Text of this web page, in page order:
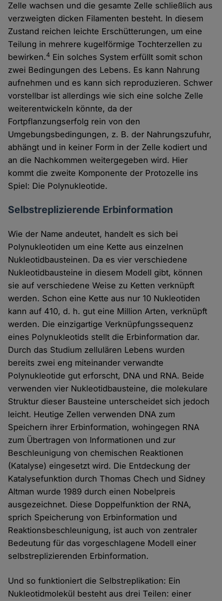
Zelle wachsen und die gesamte Zelle schließlich aus
verzweigten dicken Filamenten besteht. In diesem
Zustand reichen leichte Erschütterungen, um eine
Teilung in mehrere kugelförmige Tochterzellen zu
bewirken.4 Ein solches System erfüllt somit schon
zwei Bedingungen des Lebens. Es kann Nahrung
aufnehmen und es kann sich reproduzieren. Schwer
vorstellbar ist allerdings wie sich eine solche Zelle
weiterentwickeln könnte, da der
Fortpflanzungserfolg rein von den
Umgebungsbedingungen, z. B. der Nahrungszufuhr,
abhängt und in keiner Form in der Zelle kodiert und
an die Nachkommen weitergegeben wird. Hier
kommt die zweite Komponente der Protozelle ins
Spiel: Die Polynukleotide.
Selbstreplizierende Erbinformation
Wie der Name andeutet, handelt es sich bei
Polynukleotiden um eine Kette aus einzelnen
Nukleotidbausteinen. Da es vier verschiedene
Nukleotidbausteine in diesem Modell gibt, können
sie auf verschiedene Weise zu Ketten verknüpft
werden. Schon eine Kette aus nur 10 Nukleotiden
kann auf 410, d. h. gut eine Million Arten, verknüpft
werden. Die einzigartige Verknüpfungssequenz
eines Polynukleotids stellt die Erbinformation dar.
Durch das Studium zellulären Lebens wurden
bereits zwei eng miteinander verwandte
Polynukleotide gut erforscht, DNA und RNA. Beide
verwenden vier Nukleotidbausteine, die molekulare
Struktur dieser Bausteine unterscheidet sich jedoch
leicht. Heutige Zellen verwenden DNA zum
Speichern ihrer Erbinformation, wohingegen RNA
zum Übertragen von Informationen und zur
Beschleunigung von chemischen Reaktionen
(Katalyse) eingesetzt wird. Die Entdeckung der
Katalysefunktion durch Thomas Chech und Sidney
Altman wurde 1989 durch einen Nobelpreis
ausgezeichnet. Diese Doppelfunktion der RNA,
sprich Speicherung von Erbinformation und
Reaktionsbeschleunigung, ist auch von zentraler
Bedeutung für das vorgeschlagene Modell einer
selbstreplizierenden Erbinformation.
Und so funktioniert die Selbstreplikation: Ein
Nukleotidmolekül besteht aus drei Teilen: einer